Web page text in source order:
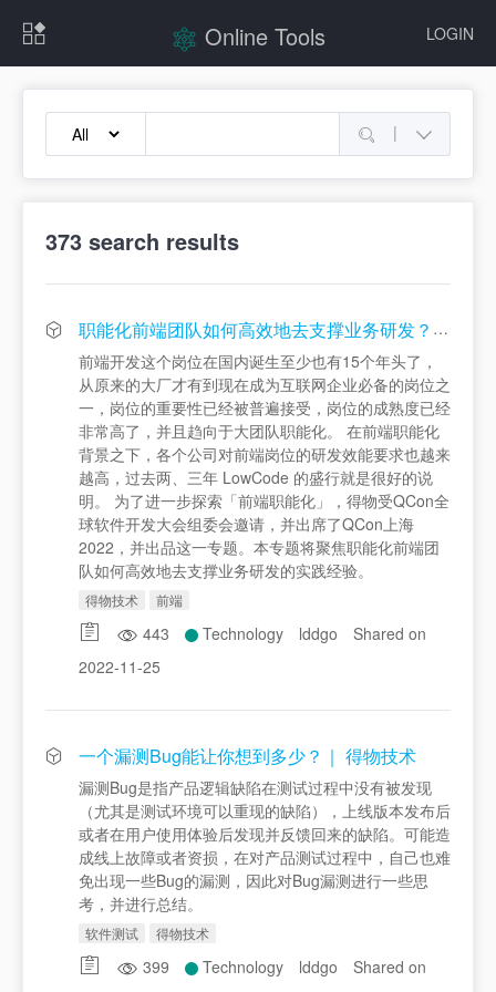
LOGIN
Online Tools
|
373 search results
职能化前端团队如何高效地去支撑业务研发？｜QCon
前端开发这个岗位在国内诞生至少也有15个年头了，
从原来的大厂才有到现在成为互联网企业必备的岗位之
一，岗位的重要性已经被普遍接受，岗位的成熟度已经
非常高了，并且趋向于大团队职能化。 在前端职能化
背景之下，各个公司对前端岗位的研发效能要求也越来
越高，过去两、三年 LowCode 的盛行就是很好的说
明。 为了进一步探索「前端职能化」，得物受QCon全
球软件开发大会组委会邀请，并出席了QCon上海
2022，并出品这一专题。本专题将聚焦职能化前端团
队如何高效地去支撑业务研发的实践经验。
得物技术 前端
443 Technology lddgo
Shared on
2022-11-25
一个漏测Bug能让你想到多少？｜ 得物技术
漏测Bug是指产品逻辑缺陷在测试过程中没有被发现
（尤其是测试环境可以重现的缺陷），上线版本发布后
或者在用户使用体验后发现并反馈回来的缺陷。可能造
成线上故障或者资损，在对产品测试过程中，自己也难
免出现一些Bug的漏测，因此对Bug漏测进行一些思
考，并进行总结。
软件测试 得物技术
399 Technology lddgo
Shared on